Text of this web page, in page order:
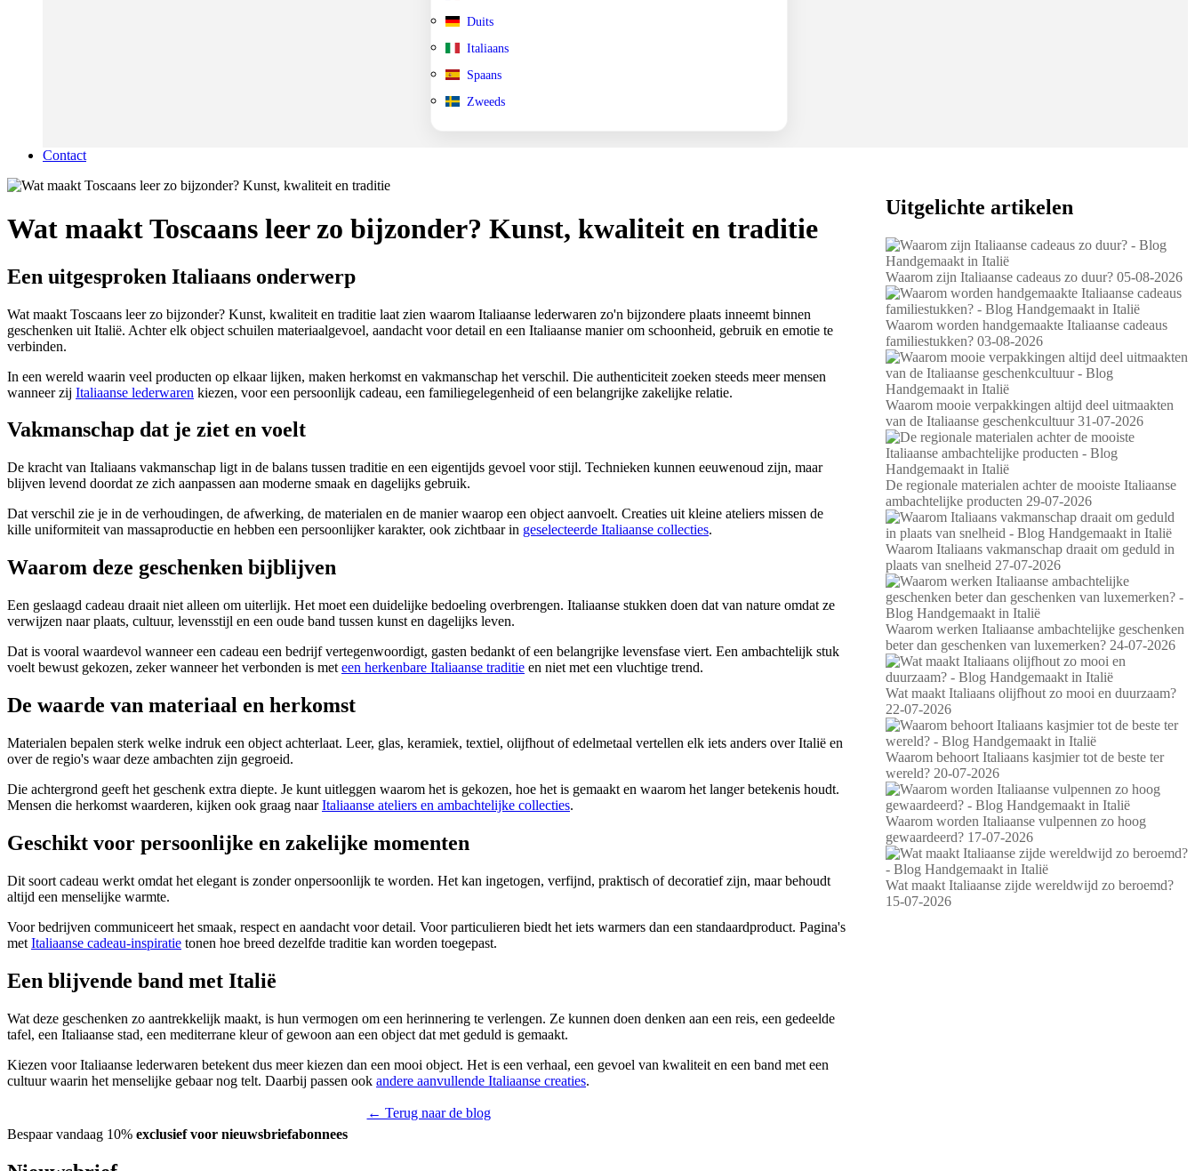
Duits
Italiaans
Spaans
Zweeds
Contact
Wat maakt Toscaans leer zo bijzonder? Kunst, kwaliteit en traditie
Een uitgesproken Italiaans onderwerp
Wat maakt Toscaans leer zo bijzonder? Kunst, kwaliteit en traditie laat zien waarom Italiaanse lederwaren zo'n bijzondere plaats inneemt binnen
geschenken uit Italië. Achter elk object schuilen materiaalgevoel, aandacht voor detail en een Italiaanse manier om schoonheid, gebruik en emotie te
verbinden.
In een wereld waarin veel producten op elkaar lijken, maken herkomst en vakmanschap het verschil. Die authenticiteit zoeken steeds meer mensen
wanneer zij Italiaanse lederwaren kiezen, voor een persoonlijk cadeau, een familiegelegenheid of een belangrijke zakelijke relatie.
Vakmanschap dat je ziet en voelt
De kracht van Italiaans vakmanschap ligt in de balans tussen traditie en een eigentijds gevoel voor stijl. Technieken kunnen eeuwenoud zijn, maar
blijven levend doordat ze zich aanpassen aan moderne smaak en dagelijks gebruik.
Dat verschil zie je in de verhoudingen, de afwerking, de materialen en de manier waarop een object aanvoelt. Creaties uit kleine ateliers missen de
kille uniformiteit van massaproductie en hebben een persoonlijker karakter, ook zichtbaar in geselecteerde Italiaanse collecties.
Waarom deze geschenken bijblijven
Een geslaagd cadeau draait niet alleen om uiterlijk. Het moet een duidelijke bedoeling overbrengen. Italiaanse stukken doen dat van nature omdat ze
verwijzen naar plaats, cultuur, levensstijl en een oude band tussen kunst en dagelijks leven.
Dat is vooral waardevol wanneer een cadeau een bedrijf vertegenwoordigt, gasten bedankt of een belangrijke levensfase viert. Een ambachtelijk stuk
voelt bewust gekozen, zeker wanneer het verbonden is met een herkenbare Italiaanse traditie en niet met een vluchtige trend.
De waarde van materiaal en herkomst
Materialen bepalen sterk welke indruk een object achterlaat. Leer, glas, keramiek, textiel, olijfhout of edelmetaal vertellen elk iets anders over Italië en
over de regio's waar deze ambachten zijn gegroeid.
Die achtergrond geeft het geschenk extra diepte. Je kunt uitleggen waarom het is gekozen, hoe het is gemaakt en waarom het langer betekenis houdt.
Mensen die herkomst waarderen, kijken ook graag naarItaliaanse ateliers en ambachtelijke collecties.
Geschikt voor persoonlijke en zakelijke momenten
Dit soort cadeau werkt omdat het elegant is zonder onpersoonlijk te worden. Het kan ingetogen, verfijnd, praktisch of decoratief zijn, maar behoudt
altijd een menselijke warmte.
Voor bedrijven communiceert het smaak, respect en aandacht voor detail. Voor particulieren biedt het iets warmers dan een standaardproduct. Pagina's
met Italiaanse cadeau-inspiratie tonen hoe breed dezelfde traditie kan worden toegepast.
Een blijvende band met Italië
Wat deze geschenken zo aantrekkelijk maakt, is hun vermogen om een herinnering te verlengen. Ze kunnen doen denken aan een reis, een gedeelde
tafel, een Italiaanse stad, een mediterrane kleur of gewoon aan een object dat met geduld is gemaakt.
Kiezen voor Italiaanse lederwaren betekent dus meer kiezen dan een mooi object. Het is een verhaal, een gevoel van kwaliteit en een band met een
cultuur waarin het menselijke gebaar nog telt. Daarbij passen ook andere aanvullende Italiaanse creaties.
← Terug naar de blog
Uitgelichte artikelen
Waarom zijn Italiaanse cadeaus zo duur? 05-08-2026
Waarom worden handgemaakte Italiaanse cadeaus
familiestukken? 03-08-2026
Waarom mooie verpakkingen altijd deel uitmaakten
van de Italiaanse geschenkcultuur 31-07-2026
De regionale materialen achter de mooiste Italiaanse
ambachtelijke producten 29-07-2026
Waarom Italiaans vakmanschap draait om geduld in
plaats van snelheid 27-07-2026
Waarom werken Italiaanse ambachtelijke geschenken
beter dan geschenken van luxemerken? 24-07-2026
Wat maakt Italiaans olijfhout zo mooi en duurzaam?
22-07-2026
Waarom behoort Italiaans kasjmier tot de beste ter
wereld? 20-07-2026
Waarom worden Italiaanse vulpennen zo hoog
gewaardeerd? 17-07-2026
Wat maakt Italiaanse zijde wereldwijd zo beroemd?
15-07-2026
Bespaar vandaag 10% exclusief voor nieuwsbriefabonnees